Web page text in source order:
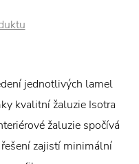
jednotlivých lamel
kvalitní žaluzie Isotra
žaluzie spočívá
zajistí minimální